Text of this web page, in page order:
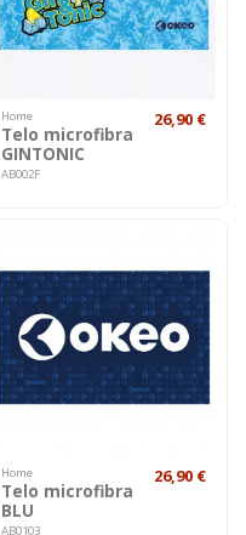
Home
Telo microfibra
GINTONIC
AB002F
26,90 €
Home
Telo microfibra
BLU
AB0103
26,90 €